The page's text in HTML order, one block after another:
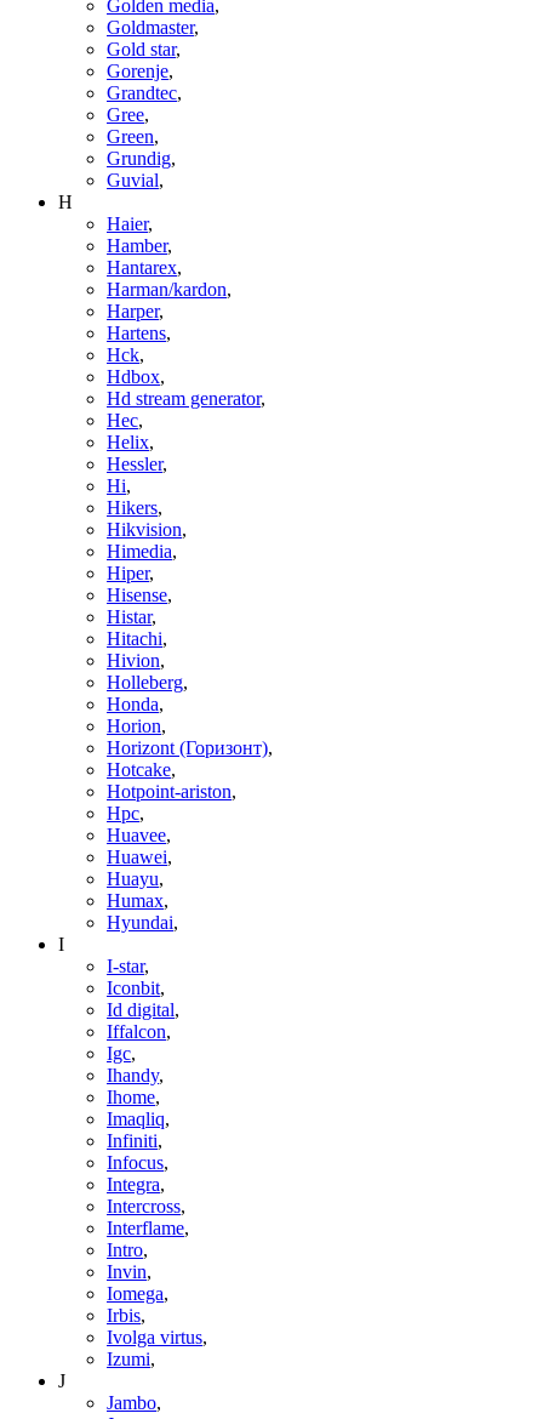
Golden media,
Goldmaster,
Gold star,
Gorenje,
Grandtec,
Gree,
Green,
Grundig,
Guvial,
H
Haier,
Hamber,
Hantarex,
Harman/kardon,
Harper,
Hartens,
Hck,
Hdbox,
Hd stream generator,
Hec,
Helix,
Hessler,
Hi,
Hikers,
Hikvision,
Himedia,
Hiper,
Hisense,
Histar,
Hitachi,
Hivion,
Holleberg,
Honda,
Horion,
Horizont (Горизонт),
Hotcake,
Hotpoint-ariston,
Hpc,
Huavee,
Huawei,
Huayu,
Humax,
Hyundai,
I
I-star,
Iconbit,
Id digital,
Iffalcon,
Igc,
Ihandy,
Ihome,
Imaqliq,
Infiniti,
Infocus,
Integra,
Intercross,
Interflame,
Intro,
Invin,
Iomega,
Irbis,
Ivolga virtus,
Izumi,
J
Jambo,